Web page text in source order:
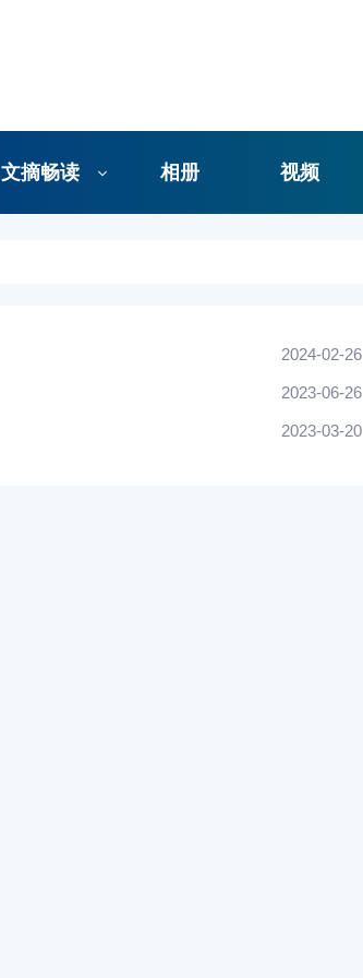
文摘畅读 相册 视频
2024-02-26
2023-06-26
2023-03-20